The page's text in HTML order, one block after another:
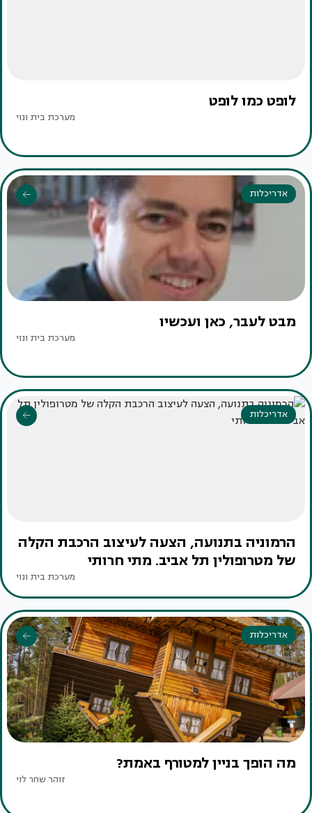
לופט כמו לופט
מערכת בית ונוי
אדריכלות
מבט לעבר, כאן ועכשיו
מערכת בית ונוי
אדריכלות
הרמוניה בתנועה, הצעה לעיצוב הרכבת הקלה
של מטרופולין תל אביב. מתי חרותי
מערכת בית ונוי
אדריכלות
מה הופך בניין למטורף באמת?
זוהר שחר לוי